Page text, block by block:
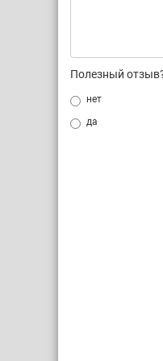
Полезный
нет
да